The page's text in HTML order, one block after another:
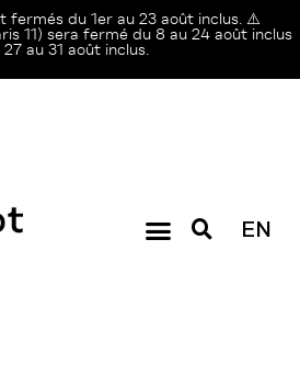
fermés du 1er au 23 août inclus. ⚠️
11) sera fermé du 8 au 24 août inclus
au 31 août inclus.
EN